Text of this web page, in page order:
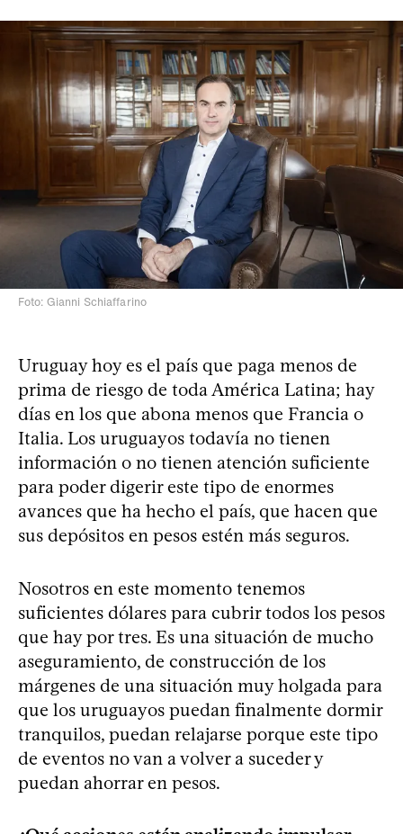
Foto: Gianni Schiaffarino
Uruguay hoy es el país que paga menos de
prima de riesgo de toda América Latina; hay
días en los que abona menos que Francia o
Italia. Los uruguayos todavía no tienen
información o no tienen atención suficiente
para poder digerir este tipo de enormes
avances que ha hecho el país, que hacen que
sus depósitos en pesos estén más seguros.
Nosotros en este momento tenemos
suficientes dólares para cubrir todos los pesos
que hay por tres. Es una situación de mucho
aseguramiento, de construcción de los
márgenes de una situación muy holgada para
que los uruguayos puedan finalmente dormir
tranquilos, puedan relajarse porque este tipo
de eventos no van a volver a suceder y
puedan ahorrar en pesos.